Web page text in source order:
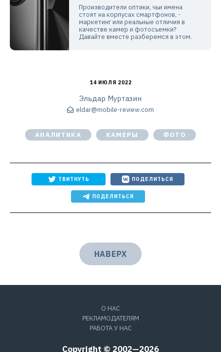
Производители оптики, чьи имена
стоят на корпусах смартфонов, -
маркетинг или реальные отличия в
качестве камер и фотосъемки?
Давайте вместе разберемся в этом.
14 ИЮЛЯ 2022
Эльдар Муртазин
eldar@mobile-review.com
АНАЛИТИКА КАМЕРЫ ФОТО
ТВИТНУТЬ ПОДЕЛИТЬСЯ
ПОДЕЛИТЬСЯ
НАВЕРХ
О НАС
РЕКЛАМОДАТЕЛЯМ
РАБОТА У НАС
Copyright © 2002—2026